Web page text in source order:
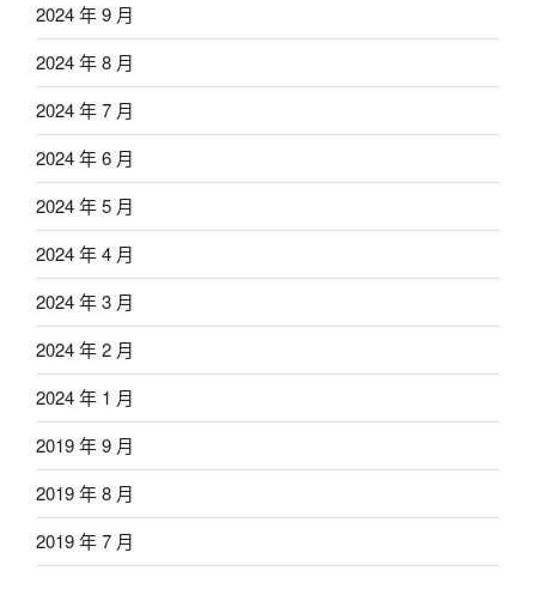
2024 年 9 月
2024 年 8 月
2024 年 7 月
2024 年 6 月
2024 年 5 月
2024 年 4 月
2024 年 3 月
2024 年 2 月
2024 年 1 月
2019 年 9 月
2019 年 8 月
2019 年 7 月